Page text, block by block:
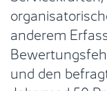
anderem
und den